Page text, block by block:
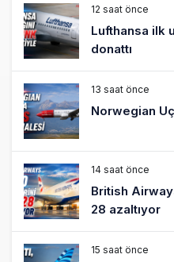
12 saat önce
Lufthansa ilk
donattı
13 saat önce
Norwegian
14 saat önce
British
28 azaltıyor
15 saat önce